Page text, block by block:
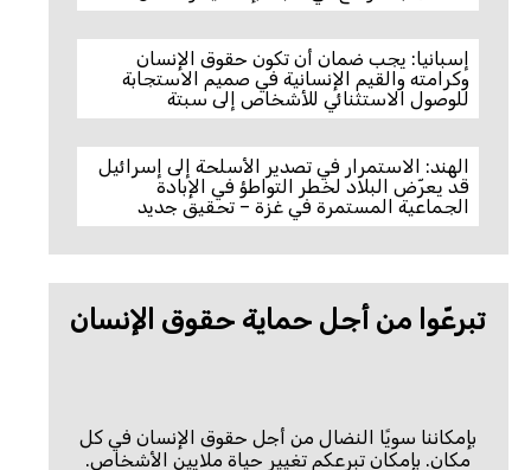
إسبانيا: يجب ضمان أن تكون حقوق الإنسان
وكرامته والقيم الإنسانية في صميم الاستجابة
للوصول الاستثنائي للأشخاص إلى سبتة
الهند: الاستمرار في تصدير الأسلحة إلى إسرائيل
قد يعرّض البلاد لخطر التواطؤ في الإبادة
الجماعية المستمرة في غزة – تحقيق جديد
تبرعّوا من أجل حماية حقوق الإنسان
بإمكاننا سويًا النضال من أجل حقوق الإنسان في كل
مكان. بإمكان تبرعكم تغيير حياة ملايين الأشخاص.